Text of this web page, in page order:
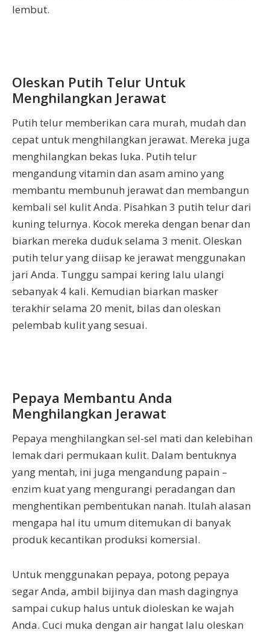
lembut.
Oleskan Putih Telur Untuk
Menghilangkan Jerawat
Putih telur memberikan cara murah, mudah dan
cepat untuk menghilangkan jerawat. Mereka juga
menghilangkan bekas luka. Putih telur
mengandung vitamin dan asam amino yang
membantu membunuh jerawat dan membangun
kembali sel kulit Anda. Pisahkan 3 putih telur dari
kuning telurnya. Kocok mereka dengan benar dan
biarkan mereka duduk selama 3 menit. Oleskan
putih telur yang diisap ke jerawat menggunakan
jari Anda. Tunggu sampai kering lalu ulangi
sebanyak 4 kali. Kemudian biarkan masker
terakhir selama 20 menit, bilas dan oleskan
pelembab kulit yang sesuai.
Pepaya Membantu Anda
Menghilangkan Jerawat
Pepaya menghilangkan sel-sel mati dan kelebihan
lemak dari permukaan kulit. Dalam bentuknya
yang mentah, ini juga mengandung papain –
enzim kuat yang mengurangi peradangan dan
menghentikan pembentukan nanah. Itulah alasan
mengapa hal itu umum ditemukan di banyak
produk kecantikan produksi komersial.
Untuk menggunakan pepaya, potong pepaya
segar Anda, ambil bijinya dan mash dagingnya
sampai cukup halus untuk dioleskan ke wajah
Anda. Cuci muka dengan air hangat lalu oleskan